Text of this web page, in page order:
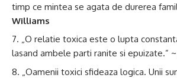
timp ce mintea se agata de durerea
Williams
„O relatie toxica este o lupta
lasand ambele parti ranite si epuizate.” ~
„Oamenii toxici sfideaza logica. Unii